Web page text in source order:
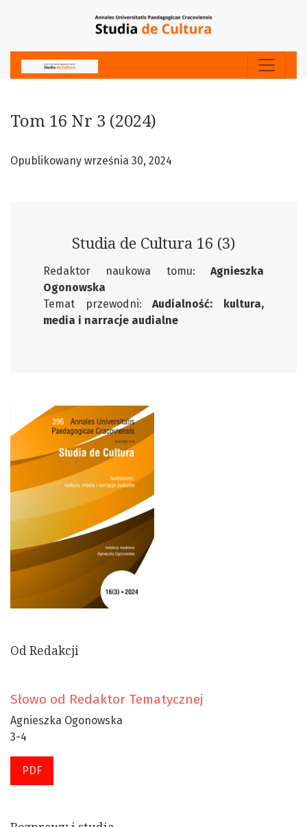
Tom 16 Nr 3 (2024)
Opublikowany września 30, 2024
Studia de Cultura 16 (3)
Redaktor naukowa tomu: Agnieszka
Ogonowska
Temat przewodni:Audialność: kultura,
media i narracje audialne
Od Redakcji
Słowo od Redaktor Tematycznej
Agnieszka Ogonowska
3-4
PDF